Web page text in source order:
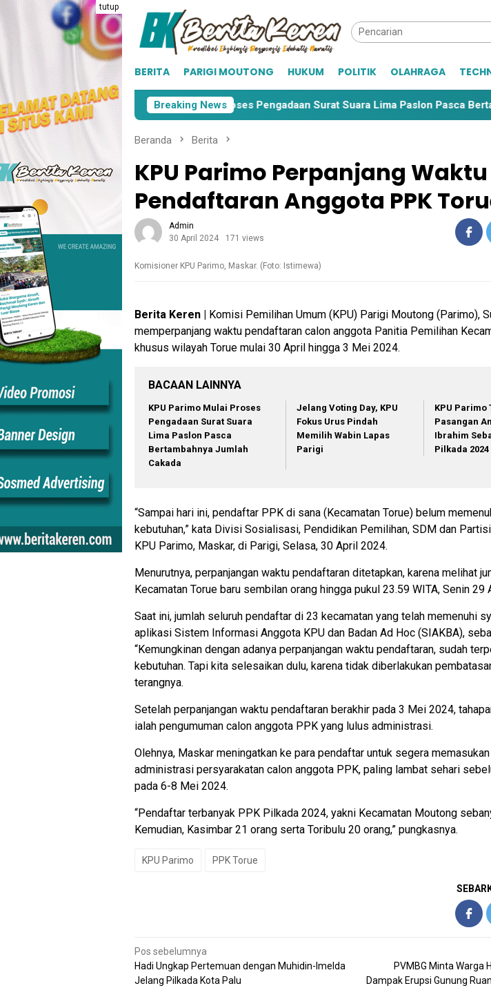
tutup
BERITA PARIGI MOUTONG HUKUM POLITIK OLAHRAGA
Breaking News
Moutong KPU Parimo Mulai Proses Pengadaan Surat Suara Lima Paslon Pasca
Beranda Berita
KPU Parimo Perpanjang Waktu
Pendaftaran Anggota PPK
Admin
30 April 2024
171 views
Komisioner KPU Parimo, Maskar. (Foto: Istimewa)
Berita Keren | Komisi Pemilihan Umum (KPU) Parigi Moutong (Parimo),
memperpanjang waktu pendaftaran calon anggota Panitia Pemilihan
khusus wilayah Torue mulai 30 April hingga 3 Mei 2024.
BACAAN LAINNYA
KPU Parimo Mulai Proses
Pengadaan Surat Suara
Lima Paslon Pasca
Bertambahnya Jumlah
Cakada
Jelang Voting Day, KPU
Fokus Urus Pindah
Memilih Wabin Lapas
Parigi
KPU Parimo
Pasangan
Ibrahim
Pilkada 2024
“Sampai hari ini, pendaftar PPK di sana (Kecamatan Torue) belum
kebutuhan,” kata Divisi Sosialisasi, Pendidikan Pemilihan, SDM dan
KPU Parimo, Maskar, di Parigi, Selasa, 30 April 2024.
Menurutnya, perpanjangan waktu pendaftaran ditetapkan, karena melihat
Kecamatan Torue baru sembilan orang hingga pukul 23.59 WITA, Senin 29
Saat ini, jumlah seluruh pendaftar di 23 kecamatan yang telah memenuhi
aplikasi Sistem Informasi Anggota KPU dan Badan Ad Hoc (SIAKBA),
“Kemungkinan dengan adanya perpanjangan waktu pendaftaran, sudah
kebutuhan. Tapi kita selesaikan dulu, karena tidak diberlakukan
terangnya.
Setelah perpanjangan waktu pendaftaran berakhir pada 3 Mei 2024,
ialah pengumuman calon anggota PPK yang lulus administrasi.
Olehnya, Maskar meningatkan ke para pendaftar untuk segera
administrasi persyarakatan calon anggota PPK, paling lambat sehari
pada 6-8 Mei 2024.
“Pendaftar terbanyak PPK Pilkada 2024, yakni Kecamatan Moutong
Kemudian, Kasimbar 21 orang serta Toribulu 20 orang,” pungkasnya.
KPU Parimo PPK Torue
Navigasi
pos
Pos sebelumnya
Hadi Ungkap Pertemuan dengan Muhidin-Imelda
Jelang Pilkada Kota Palu
PVMBG Minta Warga
Dampak Erupsi Gunung